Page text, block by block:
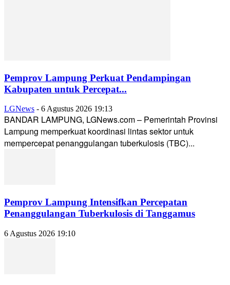
Pemprov Lampung Perkuat Pendampingan
Kabupaten untuk Percepat...
LGNews - 6 Agustus 2026 19:13
BANDAR LAMPUNG, LGNews.com – Pemerintah Provinsi
Lampung memperkuat koordinasi lintas sektor untuk
mempercepat penanggulangan tuberkulosis (TBC)...
Pemprov Lampung Intensifkan Percepatan
Penanggulangan Tuberkulosis di Tanggamus
6 Agustus 2026 19:10